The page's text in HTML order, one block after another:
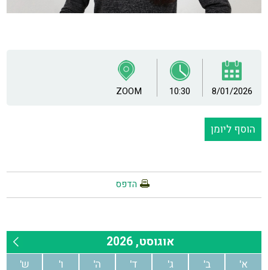
8/01/2026
10:30
ZOOM
הוסף ליומן
הדפס